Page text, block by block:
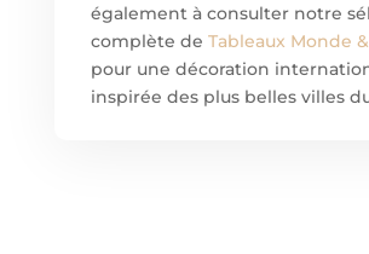
également à consulter notre
complète de Tableaux Monde
pour une décoration
inspirée des plus belles villes